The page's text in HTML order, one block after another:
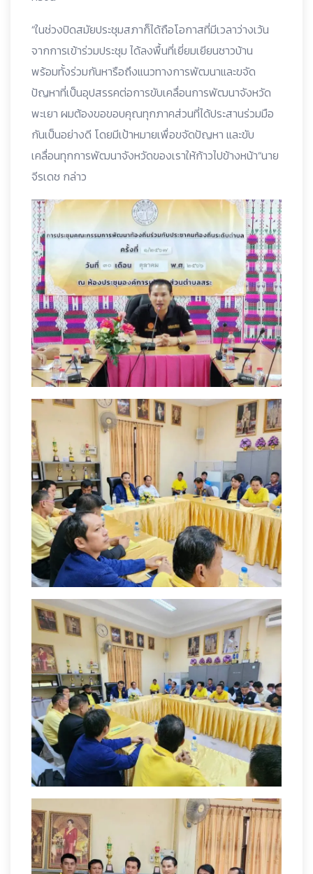
“ในช่วงปิดสมัยประชุมสภาก็ได้ถือโอกาสที่มีเวลาว่างเว้น
จากการเข้าร่วมประชุม ได้ลงพื้นที่เยี่ยมเยียนชาวบ้าน
พร้อมทั้งร่วมกันหารือถึงแนวทางการพัฒนาและขจัด
ปัญหาที่เป็นอุปสรรคต่อการขับเคลื่อนการพัฒนาจังหวัด
พะเยา ผมต้องขอขอบคุณทุกภาคส่วนที่ได้ประสานร่วมมือ
กันเป็นอย่างดี โดยมีเป้าหมายเพื่อขจัดปัญหา และขับ
เคลื่อนทุกการพัฒนาจังหวัดของเราให้ก้าวไปข้างหน้า“นาย
จีรเดช กล่าว